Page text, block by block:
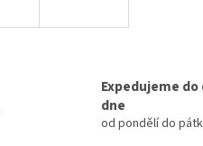
Expedujeme
dne
od pondělí do